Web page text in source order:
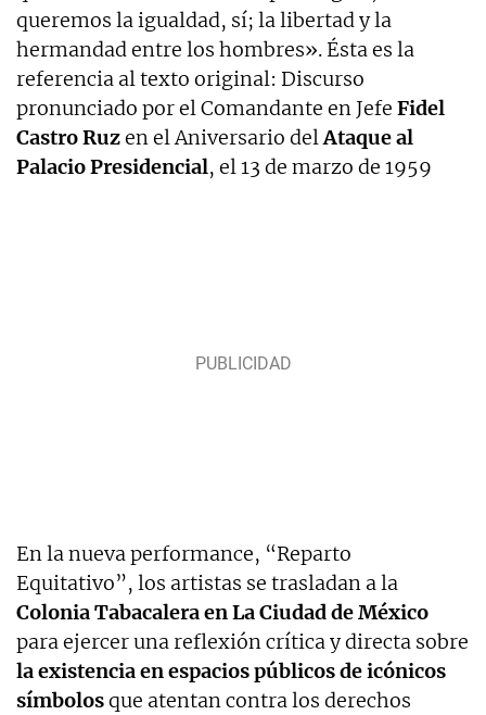
queremos la igualdad, sí; la libertad y la
hermandad entre los hombres». Ésta es la
referencia al texto original: Discurso
pronunciado por el Comandante en Jefe Fidel
Castro Ruzen el Aniversario delAtaque al
Palacio Presidencial, el 13 de marzo de 1959
En la nueva performance, “Reparto
Equitativo”, los artistas se trasladan a la
Colonia Tabacalera en La Ciudad de México
para ejercer una reflexión crítica y directa sobre
la existencia en espacios públicos de icónicos
símbolosque atentan contra los derechos